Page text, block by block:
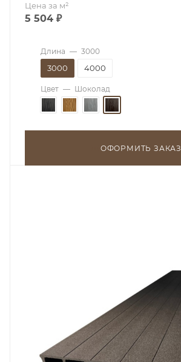
Цена за м²
5 504 ₽
Длина — 3000
3000 4000
Цвет — Шоколад
ОФОРМИТЬ ЗАКАЗ